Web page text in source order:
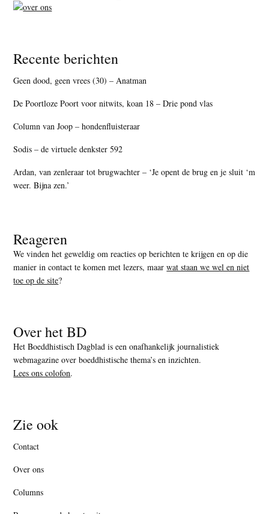
Recente berichten
Geen dood, geen vrees (30) – Anatman
De Poortloze Poort voor nitwits, koan 18 – Drie pond vlas
Column van Joop – hondenfluisteraar
Sodis – de virtuele denkster 592
Ardan, van zenleraar tot brugwachter – ‘Je opent de brug en je sluit ‘m
weer. Bijna zen.’
Reageren
We vinden het geweldig om reacties op berichten te krijgen en op die
manier in contact te komen met lezers, maarwat staan we wel en niet
toe op de site?
Over het BD
Het Boeddhistisch Dagblad is een onafhankelijk journalistiek
webmagazine over boeddhistische thema’s en inzichten.
Lees ons colofon.
Zie ook
Contact
Over ons
Columns